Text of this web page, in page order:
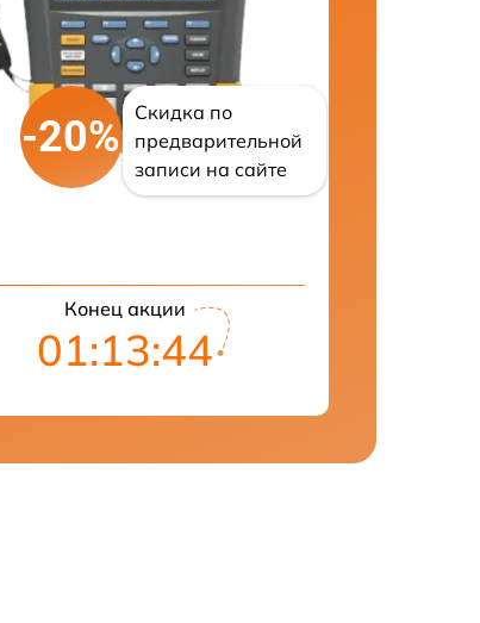
-20%
Скидка по
предварительной
записи на сайте
Конец акции
01:13:43